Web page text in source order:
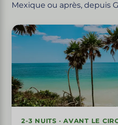
Mexique ou après, depuis
2-3 NUITS · AVANT LE